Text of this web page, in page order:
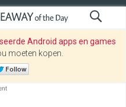
Android apps en games
moeten kopen.